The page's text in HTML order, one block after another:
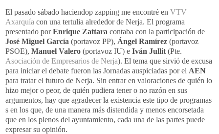
El pasado sábado haciendop zapping me encontré en VTV
Axarquía con una tertulia alrededor de Nerja. El programa
presentado porEnrique Zattara contaba con la participación de
José Miguel García (portavoz PP), Ángel Ramírez (portavoz
PSOE), Manuel Valero (portavoz IU) e Iván Jullit (Pte.
Asociación de Empresarios de Nerja). El tema que sirvió de excusa
para iniciar el debate fueron las Jornadas auspiciadas por el AEN
para tratar el futuro de Nerja. Sin entrar en valoraciones de quién lo
hizo mejor o peor, de quién pudiera tener o no razón en sus
argumentos, hay que agradecer la existencia este tipo de programas
s en los que, de una manera más distendida y menos encorsetada
que en los plenos del ayuntamiento, cada una de las partes puede
expresar su opinión.